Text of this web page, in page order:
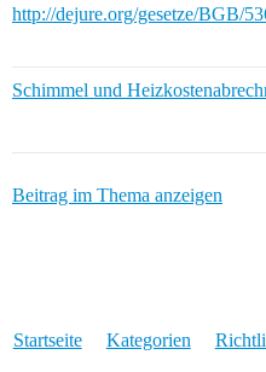
http://dejure.org/gesetze/BGB/
Schimmel und
Beitrag im Thema anzeigen
Startseite Kategorien